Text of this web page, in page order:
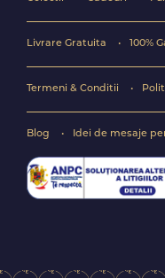
Livrare Gratuita 100%
Termeni & Conditii
Blog Idei de mesaje